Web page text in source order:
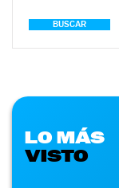
BUSCAR
LO MÁS
VISTO